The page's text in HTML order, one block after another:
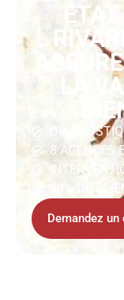
LA
8 AGENCES
99% DE
Demandez un